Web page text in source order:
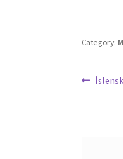
Category: